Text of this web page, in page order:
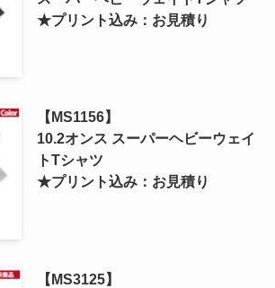
★プリント込み：お見積り
【MS1156】
10.2オンス スーパーヘビーウェイ
トTシャツ
★プリント込み：お見積り
【MS3125】